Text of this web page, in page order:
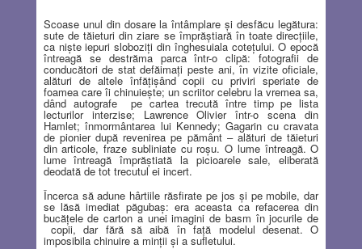
Scoase unul din dosare la întâmplare şi desfăcu legătura:
sute de tăieturi din ziare se împrăştiară în toate direcţiile,
ca nişte iepuri sloboziţi din înghesuiala coteţului. O epocă
întreagă se destrăma parca într-o clipă: fotografii de
conducători de stat defăimaţi peste ani, în vizite oficiale,
alături de altele înfăţişând copii cu priviri speriate de
foamea care îi chinuieşte; un scriitor celebru la vremea sa,
dând autografe pe cartea trecută între timp pe lista
lecturilor interzise; Lawrence Olivier într-o scena din
Hamlet; înmormântarea lui Kennedy; Gagarin cu cravata
de pionier după revenirea pe pământ – alături de tăieturi
din articole, fraze subliniate cu roşu. O lume întreagă. O
lume întreagă împrăştiată la picioarele sale, eliberată
deodată de tot trecutul ei incert.
Încerca să adune hârtiile răsfirate pe jos şi pe mobile, dar
se lăsă imediat păgubaş: era aceasta ca refacerea din
bucăţele de carton a unei imagini de basm în jocurile de
copii, dar fără să aibă în faţă modelul desenat. O
imposibila chinuire a minţii şi a sufletului.